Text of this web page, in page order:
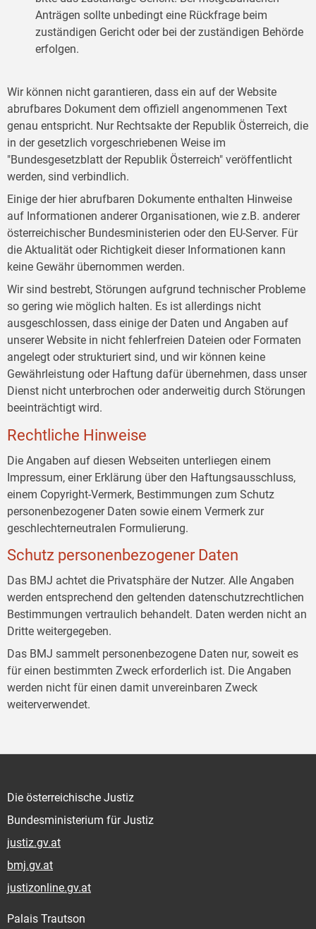
Anträgen sollte unbedingt eine Rückfrage beim
zuständigen Gericht oder bei der zuständigen Behörde
erfolgen.
Wir können nicht garantieren, dass ein auf der Website
abrufbares Dokument dem offiziell angenommenen Text
genau entspricht. Nur Rechtsakte der Republik Österreich, die
in der gesetzlich vorgeschriebenen Weise im
"Bundesgesetzblatt der Republik Österreich" veröffentlicht
werden, sind verbindlich.
Einige der hier abrufbaren Dokumente enthalten Hinweise
auf Informationen anderer Organisationen, wie z.B. anderer
österreichischer Bundesministerien oder den EU-Server. Für
die Aktualität oder Richtigkeit dieser Informationen kann
keine Gewähr übernommen werden.
Wir sind bestrebt, Störungen aufgrund technischer Probleme
so gering wie möglich halten. Es ist allerdings nicht
ausgeschlossen, dass einige der Daten und Angaben auf
unserer Website in nicht fehlerfreien Dateien oder Formaten
angelegt oder strukturiert sind, und wir können keine
Gewährleistung oder Haftung dafür übernehmen, dass unser
Dienst nicht unterbrochen oder anderweitig durch Störungen
beeinträchtigt wird.
Rechtliche Hinweise
Die Angaben auf diesen Webseiten unterliegen einem
Impressum, einer Erklärung über den Haftungsausschluss,
einem Copyright-Vermerk, Bestimmungen zum Schutz
personenbezogener Daten sowie einem Vermerk zur
geschlechterneutralen Formulierung.
Schutz personenbezogener Daten
Das BMJ achtet die Privatsphäre der Nutzer. Alle Angaben
werden entsprechend den geltenden datenschutzrechtlichen
Bestimmungen vertraulich behandelt. Daten werden nicht an
Dritte weitergegeben.
Das BMJ sammelt personenbezogene Daten nur, soweit es
für einen bestimmten Zweck erforderlich ist. Die Angaben
werden nicht für einen damit unvereinbaren Zweck
weiterverwendet.
Die österreichische Justiz
Bundesministerium für Justiz
justiz.gv.at
bmj.gv.at
justizonline.gv.at
Palais Trautson